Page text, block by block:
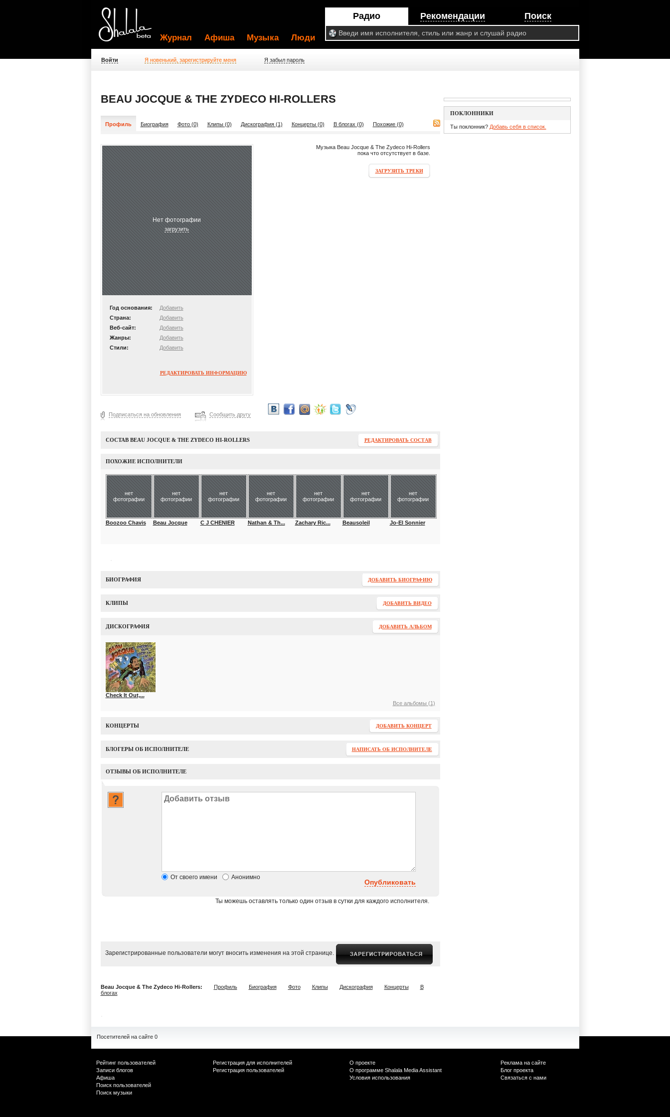
Радио Рекомендации Поиск
Журнал Афиша Музыка Люди
Войти Я новенький, зарегистрируйте меня Я забыл пароль
BEAU JOCQUE & THE ZYDECO HI-ROLLERS
Профиль Биография Фото (0) Клипы (0) Дискография (1) Концерты (0) В блогах (0) Похожие (0)
Нет фотографии
загрузить
Год основания:
Добавить
Страна:
Добавить
Веб-сайт:
Добавить
Жанры:
Добавить
Стили:
Добавить
РЕДАКТИРОВАТЬ ИНФОРМАЦИЮ
Музыка Beau Jocque & The Zydeco Hi-Rollers
пока что отсутствует в базе.
ЗАГРУЗИТЬ ТРЕКИ
Подписаться на обновления Сообщить другу
СОСТАВ BEAU JOCQUE & THE ZYDECO HI-ROLLERS РЕДАКТИРОВАТЬ СОСТАВ
ПОХОЖИЕ ИСПОЛНИТЕЛИ
нет
фотографии
Boozoo Chavis
нет
фотографии
Beau Jocque
нет
фотографии
C J CHENIER
нет
фотографии
Nathan & Th...
нет
фотографии
Zachary Ric...
нет
фотографии
Beausoleil
нет
фотографии
Jo-El Sonnier
БИОГРАФИЯ ДОБАВИТЬ БИОГРАФИЮ
КЛИПЫ ДОБАВИТЬ ВИДЕО
ДИСКОГРАФИЯ ДОБАВИТЬ АЛЬБОМ
Check It Out,...
Все альбомы (1)
КОНЦЕРТЫ ДОБАВИТЬ КОНЦЕРТ
БЛОГЕРЫ ОБ ИСПОЛНИТЕЛЕ НАПИСАТЬ ОБ ИСПОЛНИТЕЛЕ
ОТЗЫВЫ ОБ ИСПОЛНИТЕЛЕ
От своего имени Анонимно
Опубликовать
Ты можешь оставлять только один отзыв в сутки для каждого исполнителя.
Зарегистрированные пользователи могут вносить изменения на этой странице.
Beau Jocque & The Zydeco Hi-Rollers: Профиль Биография Фото Клипы Дискография Концерты
В
блогах
ПОКЛОННИКИ
Ты поклонник? Добавь себя в список.
Посетителей на сайте 0
Рейтинг пользователей
Записи блогов
Афиша
Поиск пользователей
Поиск музыки
Регистрация для исполнителей
Регистрация пользователей
О проекте
О программе Shalala Media Assistant
Условия использования
Реклама на сайте
Блог проекта
Связаться с нами